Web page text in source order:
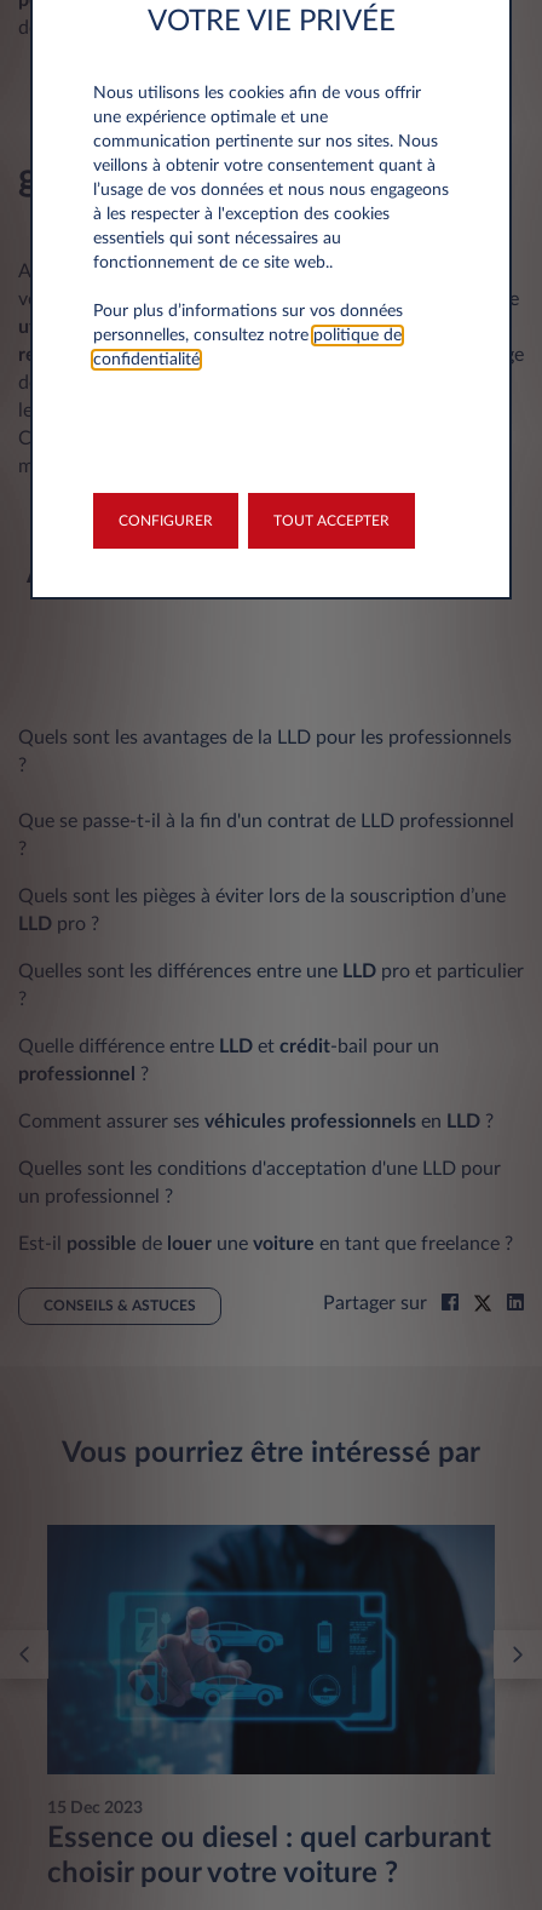
dépenses et de sécuriser leur trésorerie.
Leasing professionnel : une
gestion simplifiée et adaptée
Avec la LLD, Leasys propose une gestion fluide. Chaque
véhicule de société bénéficie
d’un suivi rigoureux pour être
utilisé
de manière optimale. Enfin de contrat, vous le
restituezsans vous soucier de sa
résiduelle. À l’image
de la conciergerie de carte grise ou la carte multi-énergies,
les
Cette approche destinée aux entreprises vous garantit une
mobilité sans contrainte.
À découvrir également :
Quels sont les avantages de la LLD pour les professionnels
?
Que se passe-t-il à la fin d'un contrat de LLD professionnel
?
Quels sont les pièges à éviter lors de la souscription d’une
LLD pro ?
Quelles sont les différences entre une LLD pro et particulier
?
Quelle différence entre LLD et crédit-bail pour un
professionnel
?
Comment assurer ses véhicules professionnels en LLD ?
Quelles sont les conditions d'acceptation d'une LLD pour
un professionnel ?
Est-il possible de louer une voiture en tant que freelance ?
CONSEILS & ASTUCES Partager sur
Vous pourriez être intéressé par
15 Dec 2023
Essence ou diesel : quel carburant
choisir pour votre voiture ?
VOTRE VIE PRIVÉE
Nous utilisons les cookies afin de vous offrir
une expérience optimale et une
communication pertinente sur nos sites. Nous
veillons à obtenir votre consentement quant à
l’usage de vos données et nous nous engageons
à les respecter à l'exception des cookies
essentiels qui sont nécessaires au
fonctionnement de ce site web..
Pour plus d’informations sur vos données
personnelles, consultez notre politique de
confidentialité.
CONFIGURER TOUT ACCEPTER